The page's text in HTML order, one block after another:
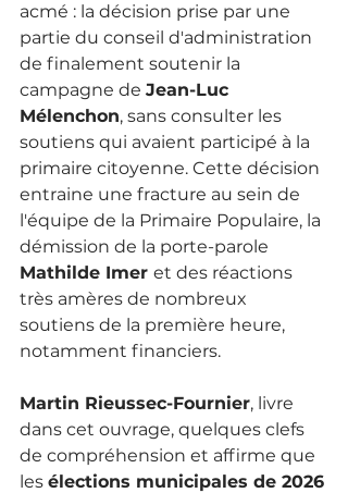
acmé : la décision prise par une
partie du conseil d'administration
de finalement soutenir la
campagne de Jean-Luc
Mélenchon, sans consulter les
soutiens qui avaient participé à la
primaire citoyenne. Cette décision
entraine une fracture au sein de
l'équipe de la Primaire Populaire, la
démission de la porte-parole
Mathilde Imer et des réactions
très amères de nombreux
soutiens de la première heure,
notamment financiers.
Martin Rieussec-Fournier, livre
dans cet ouvrage, quelques clefs
de compréhension et affirme que
les élections municipales de 2026